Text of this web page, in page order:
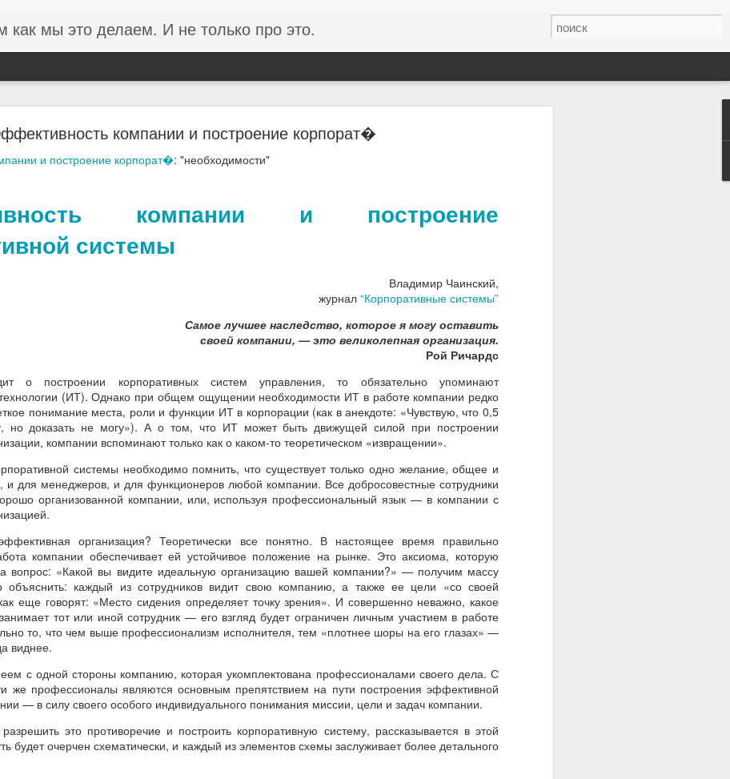
компании и построение корпорат�
и построение корпорат�: "необходимости"
компании и построение
системы
Владимир Чаинский,
журнал “Корпоративные системы”
Самое лучшее наследство, которое я могу оставить
своей компании, — это великолепная организация.
Рой Ричардс
о построении корпоративных систем управления, то обязательно упоминают
(ИТ). Однако при общем ощущении необходимости ИТ в работе компании редко
понимание места, роли и функции ИТ в корпорации (как в анекдоте: «Чувствую, что 0,5
но доказать не могу»). А о том, что ИТ может быть движущей силой при построении
компании вспоминают только как о каком-то теоретическом «извращении».
системы необходимо помнить, что существует только одно желание, общее и
и для менеджеров, и для функционеров любой компании. Все добросовестные сотрудники
организованной компании, или, используя профессиональный язык — в компании с
организация? Теоретически все понятно. В настоящее время правильно
компании обеспечивает ей устойчивое положение на рынке. Это аксиома, которую
вопрос: «Какой вы видите идеальную организацию вашей компании?» — получим массу
объяснить: каждый из сотрудников видит свою компанию, а также ее цели «со своей
еще говорят: «Место сидения определяет точку зрения». И совершенно неважно, какое
тот или иной сотрудник — его взгляд будет ограничен личным участием в работе
то, что чем выше профессионализм исполнителя, тем «плотнее шоры на его глазах» —
виднее.
с одной стороны компанию, которая укомплектована профессионалами своего дела. С
же профессионалы являются основным препятствием на пути построения эффективной
— в силу своего особого индивидуального понимания миссии, цели и задач компании.
это противоречие и построить корпоративную систему, рассказывается в этой
будет очерчен схематически, и каждый из элементов схемы заслуживает более детального
как мы это делаем. И не только про это.
ФОРЭС об анализе производительности виртуальной
среды на базе Proxmox